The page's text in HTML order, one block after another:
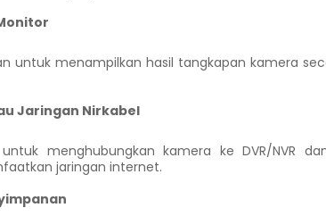
untuk menampilkan hasil tangkapan kamera
Jaringan Nirkabel
menghubungkan kamera ke DVR/NVR
jaringan internet.